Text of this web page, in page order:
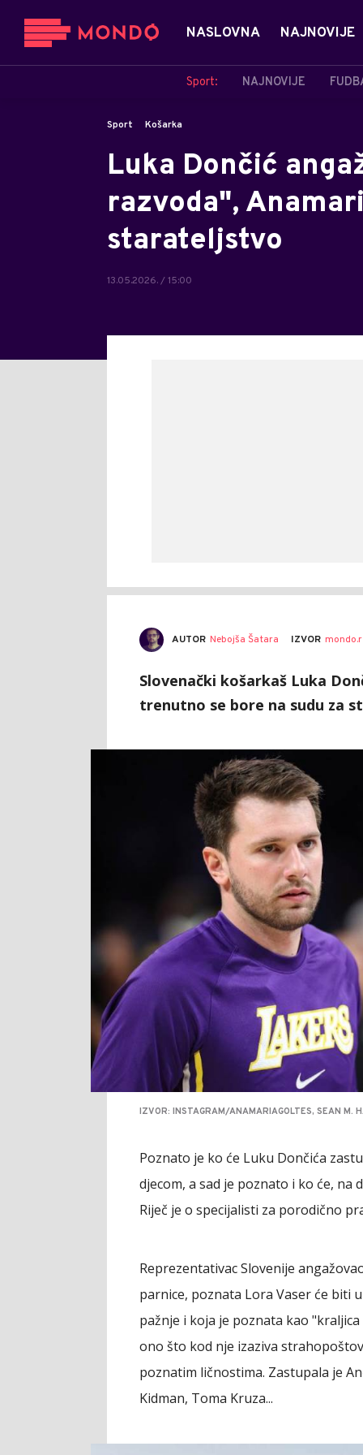
NASLOVNA NAJNOVIJE
Sport: NAJNOVIJE
Sport Košarka
Luka Dončić
razvoda",
starateljstvo
13.05.2026. / 15:00
AUTOR Nebojša Šatara IZVOR
Slovenački košarkaš Luka
trenutno se bore na sudu za
IZVOR: INSTAGRAM/ANAMARIAGOLTES, SEAN M.
Poznato je ko će Luku Dončića
djecom, a sad je poznato i ko će,
Riječ je o specijalisti za porodično
Reprezentativac Slovenije
parnice, poznata Lora Vaser će biti
pažnje i koja je poznata kao
ono što kod nje izaziva
poznatim ličnostima. Zastupala je
Kidman, Toma Kruza...